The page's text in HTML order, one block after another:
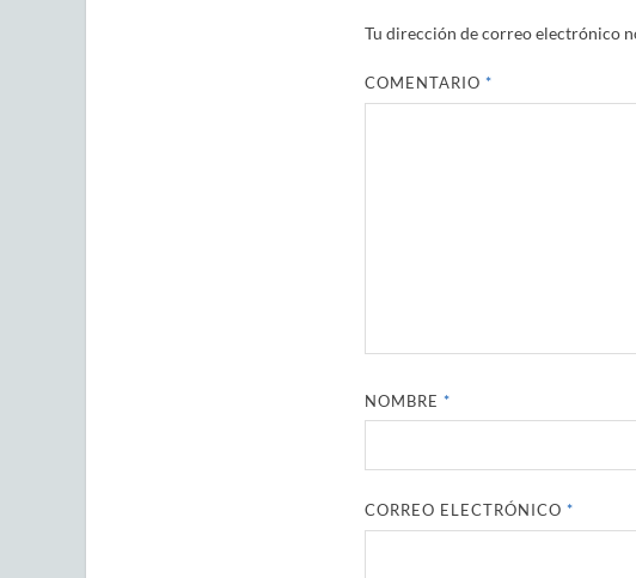
Tu dirección de correo electrónico
COMENTARIO *
NOMBRE *
CORREO ELECTRÓNICO *